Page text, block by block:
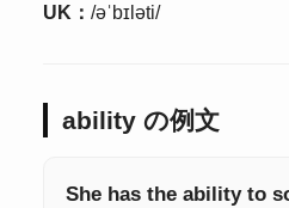
UK： /əˈbɪləti/
ability の例文
She has the ability to